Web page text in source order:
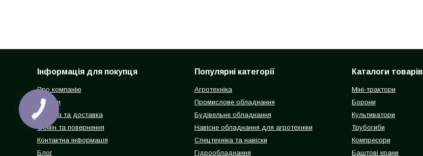
Інформація для покупця
Про компанію
Відгуки
Оплата та доставка
Обмін та повернення
Контактна інформація
Блог
Популярні категорії
Агротехніка
Промислове обладнання
Будівельне обладнання
Навісне обладнання для агротехніки
Спецтехніка та навіски
Гідрообладнання
Каталоги товарів
Міні-трактори
Борони
Культиватори
Трубогиби
Компресори
Баштові крани
КНОПКА
ЗВ'ЯЗКУ